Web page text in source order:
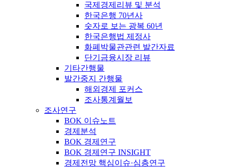
국제경제리뷰 및 분석
한국은행 70년사
숫자로 보는 광복 60년
한국은행법 제정사
화폐박물관관련 발간자료
단기금융시장 리뷰
기타간행물
발간중지 간행물
해외경제 포커스
조사통계월보
조사연구
BOK 이슈노트
경제분석
BOK 경제연구
BOK 경제연구 INSIGHT
경제전망 핵심이슈·심층연구